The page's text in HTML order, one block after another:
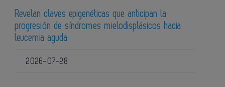
Revelan claves epigenéticas que anticipan la
progresión de síndromes mielodisplásicos hacia
leucemia aguda
2026-07-28